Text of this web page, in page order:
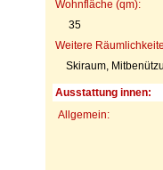
Wohnfläche (qm):
35
Weitere
Skiraum,
Ausstattung innen:
Allgemein: